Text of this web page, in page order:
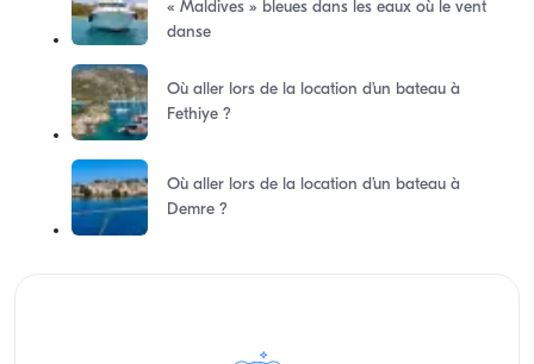
« Maldives » bleues dans les eaux où le vent
danse
Où aller lors de la location d’un bateau à
Fethiye ?
Où aller lors de la location d’un bateau à
Demre ?